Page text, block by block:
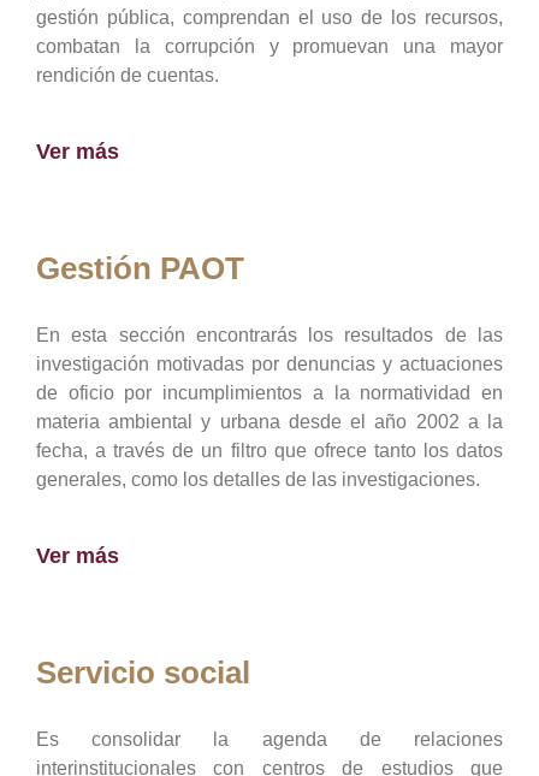
gestión pública, comprendan el uso de los recursos,
combatan la corrupción y promuevan una mayor
rendición de cuentas.
Ver más
Gestión PAOT
En esta sección encontrarás los resultados de las
investigación motivadas por denuncias y actuaciones
de oficio por incumplimientos a la normatividad en
materia ambiental y urbana desde el año 2002 a la
fecha, a través de un filtro que ofrece tanto los datos
generales, como los detalles de las investigaciones.
Ver más
Servicio social
Es consolidar la agenda de relaciones
interinstitucionales con centros de estudios que